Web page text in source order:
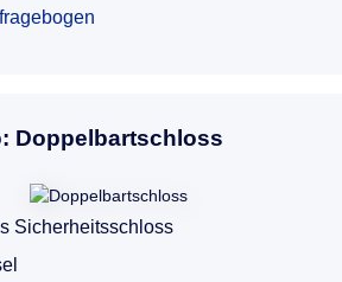
Doppelbartschloss
Sicherheitsschloss